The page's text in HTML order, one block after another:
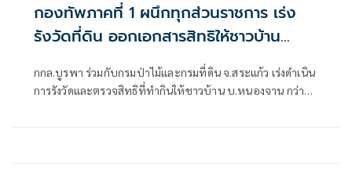
กองทัพภาคที่ 1 ผนึกทุกส่วนราชการ เร่ง
รังวัดที่ดิน ออกเอกสารสิทธิให้ชาวบ้าน
กกล.บูรพา ร่วมกับกรมป่าไม้และกรมที่ดิน จ.สระแก้ว เร่งดำเนิน
การรังวัดและตรวจสิทธิที่ทำกินให้ชาวบ้าน บ.หนองจาน กว่า